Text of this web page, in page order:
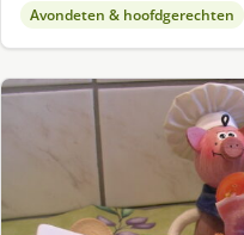
Avondeten & hoofdgerechten